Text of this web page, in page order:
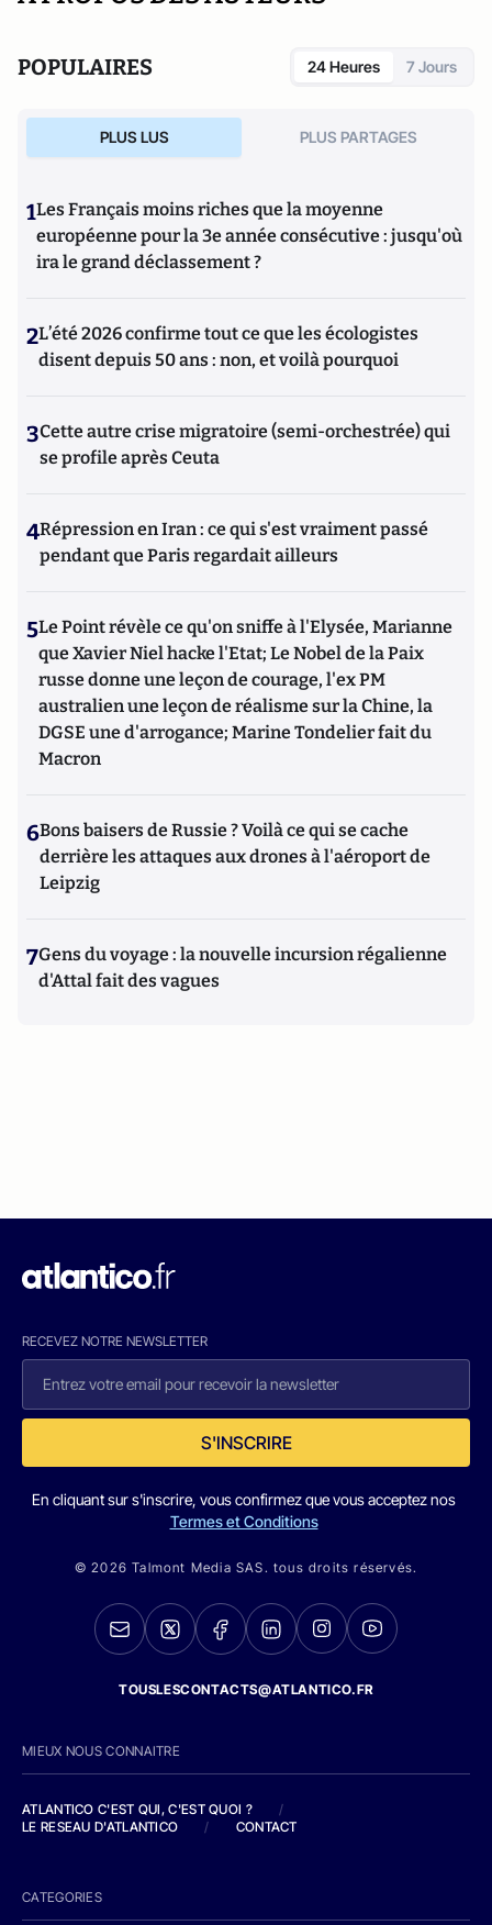
POPULAIRES 24 Heures 7 Jours
PLUS LUS PLUS PARTAGES
1Les Français moins riches que la moyenne
européenne pour la 3e année consécutive : jusqu'où
ira le grand déclassement ?
2L’été 2026 confirme tout ce que les écologistes
disent depuis 50 ans : non, et voilà pourquoi
3Cette autre crise migratoire (semi-orchestrée) qui
se profile après Ceuta
4Répression en Iran : ce qui s'est vraiment passé
pendant que Paris regardait ailleurs
5Le Point révèle ce qu'on sniffe à l'Elysée, Marianne
que Xavier Niel hacke l'Etat; Le Nobel de la Paix
russe donne une leçon de courage, l'ex PM
australien une leçon de réalisme sur la Chine, la
DGSE une d'arrogance; Marine Tondelier fait du
Macron
6Bons baisers de Russie ? Voilà ce qui se cache
derrière les attaques aux drones à l'aéroport de
Leipzig
7Gens du voyage : la nouvelle incursion régalienne
d'Attal fait des vagues
RECEVEZ NOTRE NEWSLETTER
S'INSCRIRE
En cliquant sur s'inscrire, vous confirmez que vous acceptez nos
Termes et Conditions
© 2026 Talmont Media SAS. tous droits réservés.
TOUSLESCONTACTS@ATLANTICO.FR
MIEUX NOUS CONNAITRE
ATLANTICO C'EST QUI, C'EST QUOI ?
/
LE RESEAU D'ATLANTICO
/ CONTACT
CATEGORIES